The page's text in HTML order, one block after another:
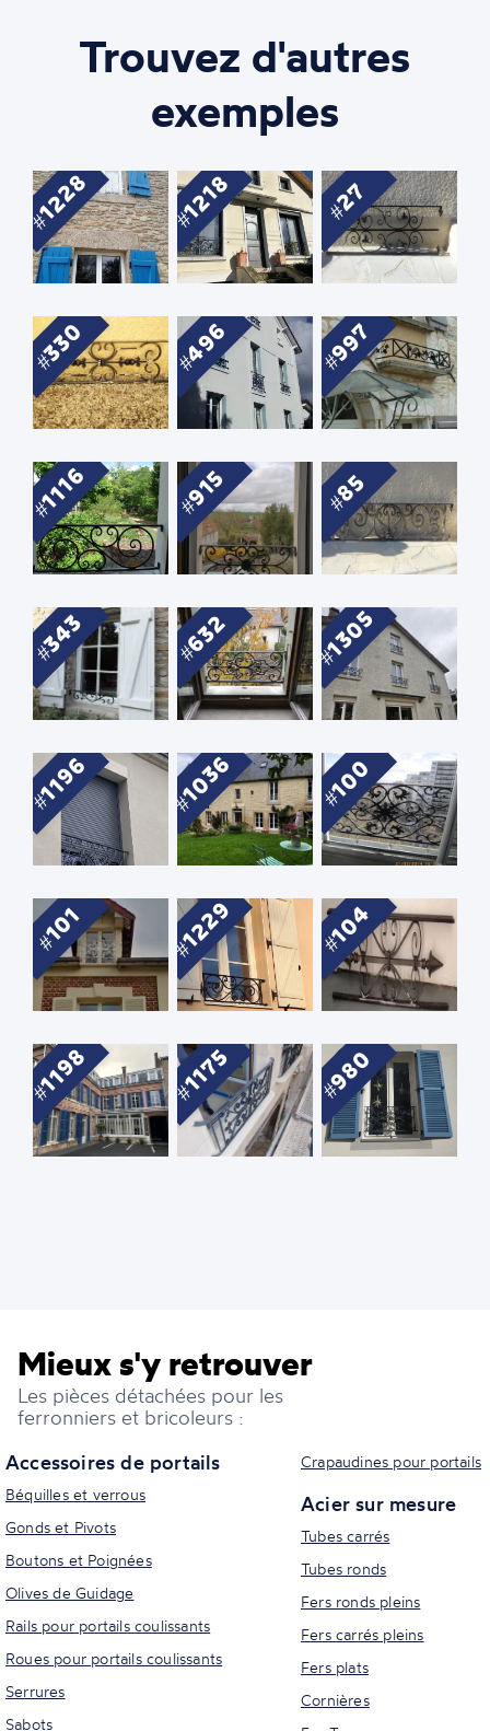
Trouvez d'autres
exemples
1228 1218 27
330 496 997
1116 915 85
343 632 1305
1196 1036 100
101 1229 104
1198 1175 980
Mieux s'y retrouver
Les pièces détachées pour les
ferronniers et bricoleurs :
Accessoires de portails
Béquilles et verrous
Gonds et Pivots
Boutons et Poignées
Olives de Guidage
Rails pour portails coulissants
Roues pour portails coulissants
Serrures
Sabots
Crapaudines pour portails
Acier sur mesure
Tubes carrés
Tubes ronds
Fers ronds pleins
Fers carrés pleins
Fers plats
Cornières